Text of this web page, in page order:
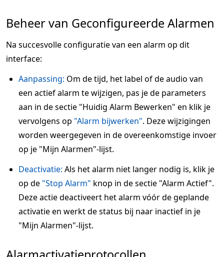
Beheer van Geconfigureerde Alarmen
Na succesvolle configuratie van een alarm op dit
interface:
Aanpassing: Om de tijd, het label of de audio van
een actief alarm te wijzigen, pas je de parameters
aan in de sectie "Huidig Alarm Bewerken" en klik je
vervolgens op "Alarm bijwerken". Deze wijzigingen
worden weergegeven in de overeenkomstige invoer
op je "Mijn Alarmen"-lijst.
Deactivatie: Als het alarm niet langer nodig is, klik je
op de "Stop Alarm" knop in de sectie "Alarm Actief".
Deze actie deactiveert het alarm vóór de geplande
activatie en werkt de status bij naar inactief in je
"Mijn Alarmen"-lijst.